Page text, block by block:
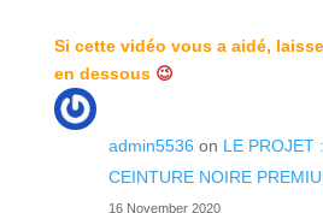
Si cette vidéo vous a aidé,
en dessous😉
admin5536 on LE PROJET
CEINTURE NOIRE
16 November 2020